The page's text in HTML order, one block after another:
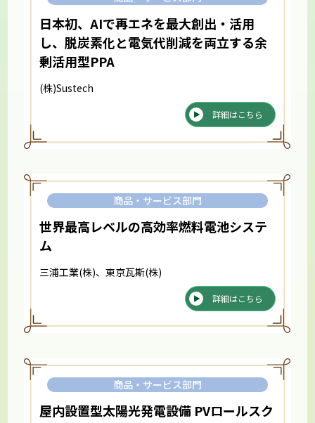
日本初、AIで再エネを最大創出・活用
し、脱炭素化と電気代削減を両立する余
剰活用型PPA
(株)Sustech
詳細はこちら
商品・サービス部門
世界最高レベルの高効率燃料電池システ
ム
三浦工業(株)、東京瓦斯(株)
詳細はこちら
商品・サービス部門
屋内設置型太陽光発電設備 PVロールスク